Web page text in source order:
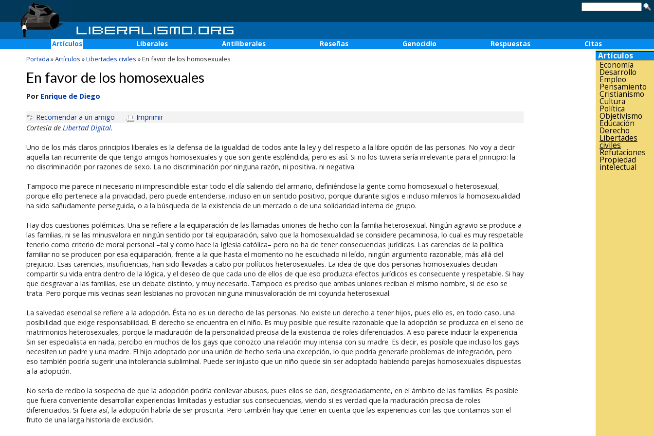
Artículos Liberales Antiliberales Reseñas Genocidio Respuestas
Citas
Portada »Artículos »Libertades civiles »En favor de los homosexuales
En favor de los homosexuales
Por Enrique de Diego
Recomendar a un amigo
Imprimir
Cortesía de Libertad Digital.
Uno de los más claros principios liberales es la defensa de la igualdad de todos ante la ley y del respeto a la libre opción de las personas. No voy a decir
aquella tan recurrente de que tengo amigos homosexuales y que son gente espléndida, pero es así. Si no los tuviera sería irrelevante para el principio: la
no discriminación por razones de sexo. La no discriminación por ninguna razón, ni positiva, ni negativa.
Tampoco me parece ni necesario ni imprescindible estar todo el día saliendo del armario, definiéndose la gente como homosexual o heterosexual,
porque ello pertenece a la privacidad, pero puede entenderse, incluso en un sentido positivo, porque durante siglos e incluso milenios la homosexualidad
ha sido sañudamente perseguida, o a la búsqueda de la existencia de un mercado o de una solidaridad interna de grupo.
Hay dos cuestiones polémicas. Una se refiere a la equiparación de las llamadas uniones de hecho con la familia heterosexual. Ningún agravio se produce a
las familias, ni se las minusvalora en ningún sentido por tal equiparación, salvo que la homosexualidad se considere pecaminosa, lo cual es muy respetable
tenerlo como criterio de moral personal –tal y como hace la Iglesia católica– pero no ha de tener consecuencias jurídicas. Las carencias de la política
familiar no se producen por esa equiparación, frente a la que hasta el momento no he escuchado ni leído, ningún argumento razonable, más allá del
prejuicio. Esas carencias, insuficiencias, han sido llevadas a cabo por políticos heterosexuales. La idea de que dos personas homosexuales decidan
compartir su vida entra dentro de la lógica, y el deseo de que cada uno de ellos de que eso produzca efectos jurídicos es consecuente y respetable. Si hay
que desgravar a las familias, ese un debate distinto, y muy necesario. Tampoco es preciso que ambas uniones reciban el mismo nombre, si de eso se
trata. Pero porque mis vecinas sean lesbianas no provocan ninguna minusvaloración de mi coyunda heterosexual.
La salvedad esencial se refiere a la adopción. Ésta no es un derecho de las personas. No existe un derecho a tener hijos, pues ello es, en todo caso, una
posibilidad que exige responsabilidad. El derecho se encuentra en el niño. Es muy posible que resulte razonable que la adopción se produzca en el seno de
matrimonios heterosexuales, porque la maduración de la personalidad precisa de la existencia de roles diferenciados. A eso parece inducir la experiencia.
Sin ser especialista en nada, percibo en muchos de los gays que conozco una relación muy intensa con su madre. Es decir, es posible que incluso los gays
necesiten un padre y una madre. El hijo adoptado por una unión de hecho sería una excepción, lo que podría generarle problemas de integración, pero
eso también podría sugerir una intolerancia subliminal. Puede ser injusto que un niño quede sin ser adoptado habiendo parejas homosexuales dispuestas
a la adopción.
No sería de recibo la sospecha de que la adopción podría conllevar abusos, pues ellos se dan, desgraciadamente, en el ámbito de las familias. Es posible
que fuera conveniente desarrollar experiencias limitadas y estudiar sus consecuencias, viendo si es verdad que la maduración precisa de roles
diferenciados. Si fuera así, la adopción habría de ser proscrita. Pero también hay que tener en cuenta que las experiencias con las que contamos son el
fruto de una larga historia de exclusión.
Artículos
Economía
Desarrollo
Empleo
Pensamiento
Cristianismo
Cultura
Política
Objetivismo
Educación
Derecho
Libertades
civiles
Refutaciones
Propiedad
intelectual